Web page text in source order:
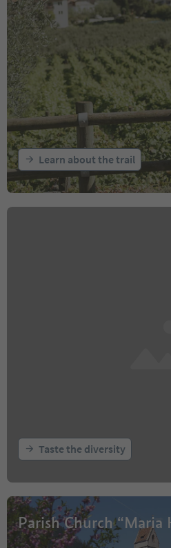
Learn about the trail
Taste the diversity
Parish Church “Maria